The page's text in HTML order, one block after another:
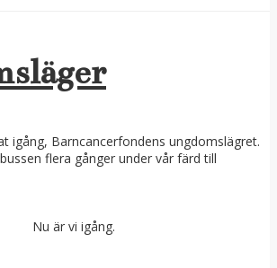
igång, Barncancerfondens ungdomslägret.
flera gånger under vår färd till
Nu är vi igång.